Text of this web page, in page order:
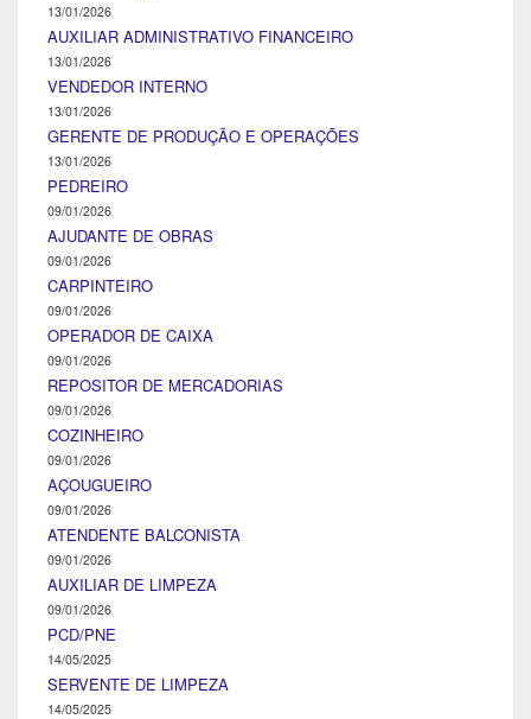
13/01/2026
AUXILIAR ADMINISTRATIVO FINANCEIRO
13/01/2026
VENDEDOR INTERNO
13/01/2026
GERENTE DE PRODUÇÃO E OPERAÇÕES
13/01/2026
PEDREIRO
09/01/2026
AJUDANTE DE OBRAS
09/01/2026
CARPINTEIRO
09/01/2026
OPERADOR DE CAIXA
09/01/2026
REPOSITOR DE MERCADORIAS
09/01/2026
COZINHEIRO
09/01/2026
AÇOUGUEIRO
09/01/2026
ATENDENTE BALCONISTA
09/01/2026
AUXILIAR DE LIMPEZA
09/01/2026
PCD/PNE
14/05/2025
SERVENTE DE LIMPEZA
14/05/2025